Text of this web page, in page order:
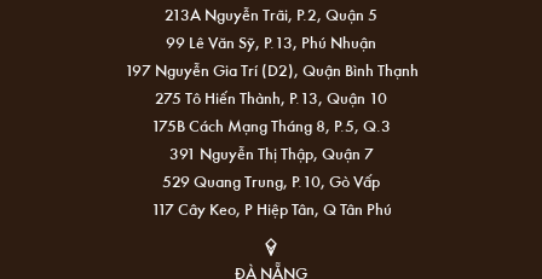
213A Nguyễn Trãi, P.2, Quận 5
99 Lê Văn Sỹ, P.13, Phú Nhuận
197 Nguyễn Gia Trí (D2), Quận Bình Thạnh
275 Tô Hiến Thành, P.13, Quận 10
175B Cách Mạng Tháng 8, P.5, Q.3
391 Nguyễn Thị Thập, Quận 7
529 Quang Trung, P.10, Gò Vấp
117 Cây Keo, P Hiệp Tân, Q Tân Phú
ĐÀ NẴNG